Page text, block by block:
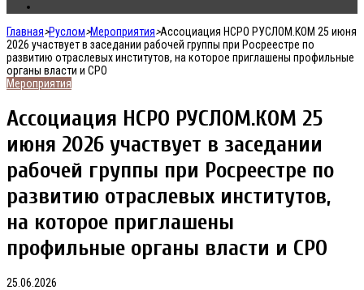
Главная>Руслом>Мероприятия>Ассоциация НСРО РУСЛОМ.КOМ 25 июня
2026 участвует в заседании рабочей группы при Росреестре по
развитию отраслевых институтов, на которое приглашены профильные
органы власти и СРО
Мероприятия
Ассоциация НСРО РУСЛОМ.КOМ 25
июня 2026 участвует в заседании
рабочей группы при Росреестре по
развитию отраслевых институтов,
на которое приглашены
профильные органы власти и СРО
25.06.2026